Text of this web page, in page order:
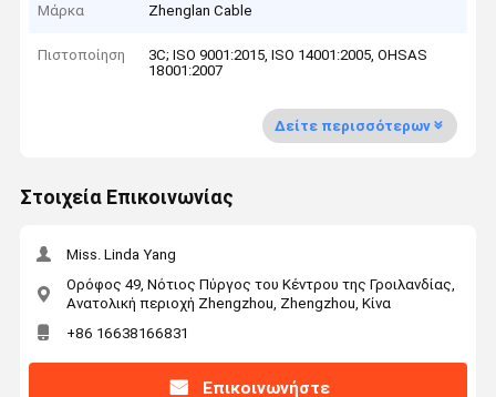
Μάρκα Zhenglan Cable
Πιστοποίηση
3C; ISO 9001:2015, ISO 14001:2005, OHSAS
18001:2007
Δείτε περισσότερων
Στοιχεία Επικοινωνίας
Miss. Linda Yang
Ορόφος 49, Νότιος Πύργος του Κέντρου της Γροιλανδίας,
Ανατολική περιοχή Zhengzhou, Zhengzhou, Κίνα
+86 16638166831
Επικοινωνήστε